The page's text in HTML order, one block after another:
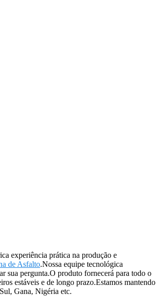
experiência prática na produção e
de Asfalto.Nossa equipe tecnológica
sua pergunta.O produto fornecerá para todo o
estáveis ​​e de longo prazo.Estamos mantendo
Gana, Nigéria etc.